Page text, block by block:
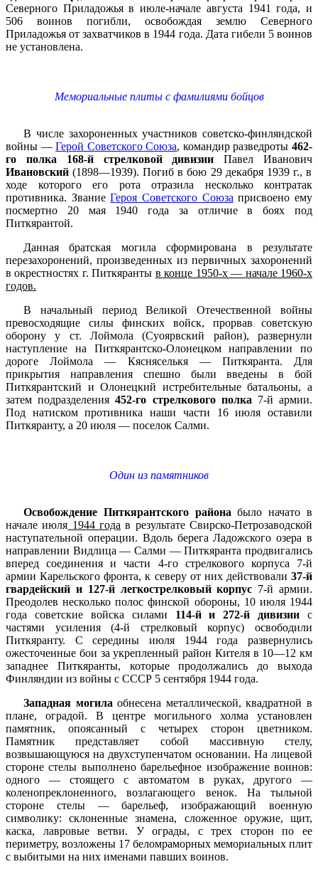
Северного Приладожья в июле-начале августа 1941 года, и
506 воинов погибли, освобождая землю Северного
Приладожья от захватчиков в 1944 года. Дата гибели 5 воинов
не установлена.
Мемориальные плиты с фамилиями бойцов
В числе захороненных участников советско-финляндской
войны —Герой Советского Союза, командир разведроты462-
го полка 168-й стрелковой дивизииПавел Иванович
Ивановский(1898—1939). Погиб в бою 29 декабря 1939 г., в
ходе которого его рота отразила несколько контратак
противника. ЗваниеГероя Советского Союзаприсвоено ему
посмертно 20 мая 1940 года за отличие в боях под
Питкярантой.
Данная братская могила сформирована в результате
перезахоронений, произведенных из первичных захоронений
в окрестностях г. Питкяранты в конце 1950-х — начале 1960-х
годов.
В начальный период Великой Отечественной войны
превосходящие силы финских войск, прорвав советскую
оборону у ст. Лоймола (Суоярвский район), развернули
наступление на Питкярантско-Олонецком направлении по
дороге Лоймола — Кясняселькя — Питкяранта. Для
прикрытия направления спешно были введены в бой
Питкярантский и Олонецкий истребительные батальоны, а
затем подразделения452-го стрелкового полка 7-й армии.
Под натиском противника наши части 16 июля оставили
Питкяранту, а 20 июля — поселок Салми.
Один из памятников
Освобождение Питкярантского районабыло начато в
начале июля 1944 года в результате Свирско-Петрозаводской
наступательной операции. Вдоль берега Ладожского озера в
направлении Видлица — Салми — Питкяранта продвигались
вперед соединения и части 4-го стрелкового корпуса 7-й
армии Карельского фронта, к северу от них действовали 37-й
гвардейский и 127-й легкострелковый корпус 7-й армии.
Преодолев несколько полос финской обороны, 10 июля 1944
года советские войска силами 114-й и 272-й дивизии с
частями усиления (4-й стрелковый корпус) освободили
Питкяранту. С середины июля 1944 года развернулись
ожесточенные бои за укрепленный район Кителя в 10—12 км
западнее Питкяранты, которые продолжались до выхода
Финляндии из войны с СССР 5 сентября 1944 года.
Западная могилаобнесена металлической, квадратной в
плане, оградой. В центре могильного холма установлен
памятник, опоясанный с четырех сторон цветником.
Памятник представляет собой массивную стелу,
возвышающуюся на двухступенчатом основании. На лицевой
стороне стелы выполнено барельефное изображение воинов:
одного — стоящего с автоматом в руках, другого —
коленопреклоненного, возлагающего венок. На тыльной
стороне стелы — барельеф, изображающий военную
символику: склоненные знамена, сложенное оружие, щит,
каска, лавровые ветви. У ограды, с трех сторон по ее
периметру, возложены 17 беломраморных мемориальных плит
с выбитыми на них именами павших воинов.